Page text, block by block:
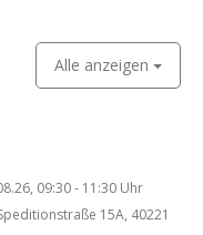
Alle anzeigen
09:30 - 11:30 Uhr
15A, 40221